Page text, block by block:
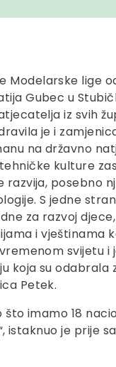
Modelarske lige
Gubec u
iz svih
je i
na državno
kulture
posebno
S jedne
za razvoj
i vještinama
svijetu
koja su odabrala
Petek.
što imamo 18
istaknuo je prije